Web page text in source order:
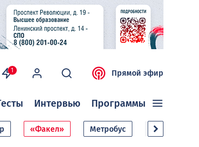
1 Прямой эфир
Интервью Программы
«Факел» Метробус Дачный